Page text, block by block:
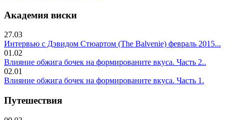
Академия виски
27.03
Интервью с Дэвидом Стюартом (The Balvenie) февраль 2015...
01.02
Влияние обжига бочек на формированите вкуса. Часть 2..
02.01
Влияние обжига бочек на формированите вкуса. Часть 1.
Путешествия